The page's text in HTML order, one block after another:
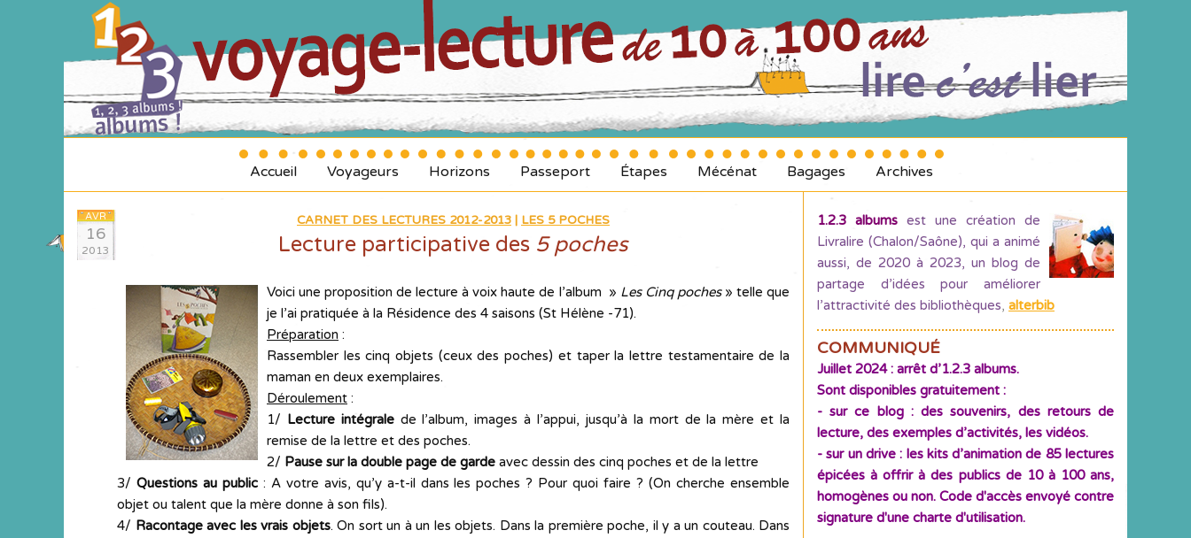
Accueil Voyageurs Horizons Passeport Étapes Mécénat Bagages Archives
AVR
16
2013
CARNET DES LECTURES 2012-2013 LES 5 POCHES
Lecture participative des 5 poches
Voici une proposition de lecture à voix haute de l’album » Les Cinq poches» telle que
je l’ai pratiquée à la Résidence des 4 saisons (St Hélène -71).
Préparation :
Rassembler les cinq objets (ceux des poches) et taper la lettre testamentaire de la
maman en deux exemplaires.
Déroulement :
1/ Lecture intégralede l’album, images à l’appui, jusqu’à la mort de la mère et la
remise de la lettre et des poches.
2/ Pause sur la double page de garde avec dessin des cinq poches et de la lettre
3/ Questions au public: A votre avis, qu’y a-t-il dans les poches ? Pour quoi faire ? (On cherche ensemble
objet ou talent que la mère donne à son fils).
4/ Racontage avec les vrais objets. On sort un à un les objets. Dans la première poche, il y a un couteau. Dans
1.2.3 albums est une création de
Livralire (Chalon/Saône), qui a animé
aussi, de 2020 à 2023, un blog de
partage d’idées pour améliorer
l’attractivité des bibliothèques, alterbib
COMMUNIQUÉ
Juillet 2024 : arrêt d’1.2.3 albums.
Sont disponibles gratuitement :
- sur ce blog : des souvenirs, des retours de
lecture, des exemples d’activités, les vidéos.
- sur un drive : les kits d’animation de 85 lectures
épicées à offrir à des publics de 10 à 100 ans,
homogènes ou non. Code d'accès envoyé contre
signature d'une charte d'utilisation.